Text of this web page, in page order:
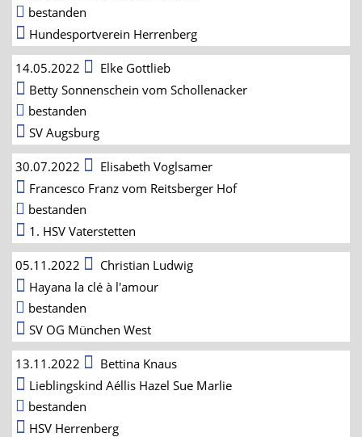
bestanden
Hundesportverein Herrenberg
14.05.2022
Elke Gottlieb
Betty Sonnenschein vom Schollenacker
bestanden
SV Augsburg
30.07.2022
Elisabeth Voglsamer
Francesco Franz vom Reitsberger Hof
bestanden
1. HSV Vaterstetten
05.11.2022
Christian Ludwig
Hayana la clé à l'amour
bestanden
SV OG München West
13.11.2022
Bettina Knaus
Lieblingskind Aéllis Hazel Sue Marlie
bestanden
HSV Herrenberg